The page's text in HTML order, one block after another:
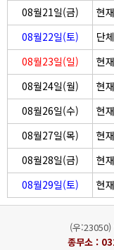
08월21일(금)
현
08월22일(토)
단
08월23일(일)
현
08월24일(월)
현
08월26일(수)
현
08월27일(목)
현
08월28일(금)
현
08월29일(토)
현
(우:23050)
종무소 :